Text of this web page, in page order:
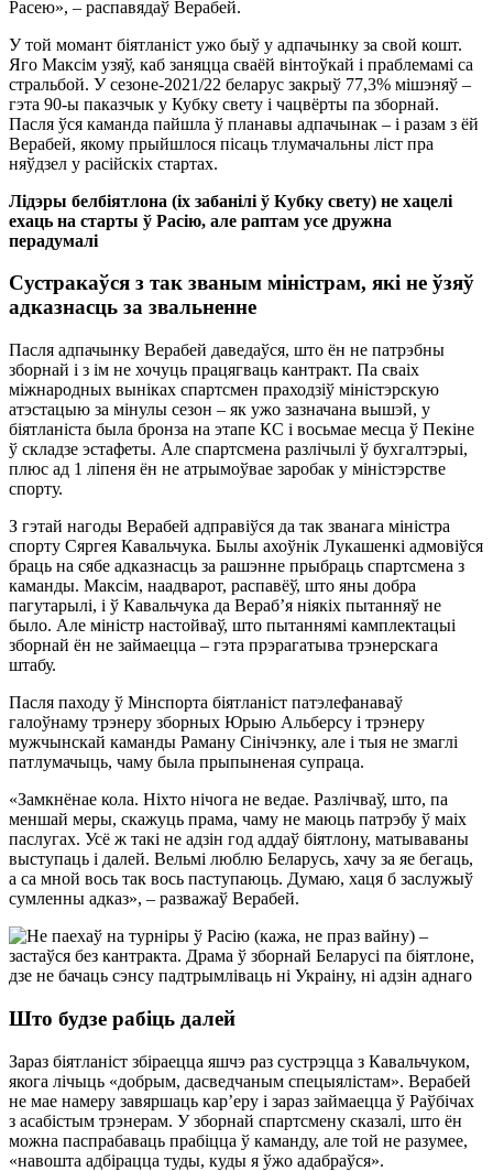
Расею», – распавядаў Верабей.
У той момант біятланіст ужо быў у адпачынку за свой кошт.
Яго Максім узяў, каб заняцца сваёй вінтоўкай і праблемамі са
стральбой. У сезоне-2021/22 беларус закрыў 77,3% мішэняў –
гэта 90-ы паказчык у Кубку свету і чацвёрты па зборнай.
Пасля ўся каманда пайшла ў планавы адпачынак – і разам з ёй
Верабей, якому прыйшлося пісаць тлумачальны ліст пра
няўдзел у расійскіх стартах.
Лідэры белбіятлона (іх забанілі ў Кубку свету) не хацелі
ехаць на старты ў Расію, але раптам усе дружна
перадумалі
Сустракаўся з так званым міністрам, які не ўзяў
адказнасць за звальненне
Пасля адпачынку Верабей даведаўся, што ён не патрэбны
зборнай і з ім не хочуць працягваць кантракт. Па сваіх
міжнародных выніках спартсмен праходзіў міністэрскую
атэстацыю за мінулы сезон – як ужо зазначана вышэй, у
біятланіста была бронза на этапе КС і восьмае месца ў Пекіне
ў складзе эстафеты. Але спартсмена разлічылі ў бухгалтэрыі,
плюс ад 1 ліпеня ён не атрымоўвае заробак у міністэрстве
спорту.
З гэтай нагоды Верабей адправіўся да так званага міністра
спорту Сяргея Кавальчука. Былы ахоўнік Лукашенкі адмовіўся
браць на сябе адказнасць за рашэнне прыбраць спартсмена з
каманды. Максім, наадварот, распавёў, што яны добра
пагутарылі, і ў Кавальчука да Вераб’я ніякіх пытанняў не
было. Але міністр настойваў, што пытаннямі камплектацыі
зборнай ён не займаецца – гэта прэрагатыва трэнерскага
штабу.
Пасля паходу ў Мінспорта біятланіст патэлефанаваў
галоўнаму трэнеру зборных Юрыю Альберсу і трэнеру
мужчынскай каманды Раману Сінічэнку, але і тыя не змаглі
патлумачыць, чаму была прыпыненая супраца.
«Замкнёнае кола. Ніхто нічога не ведае. Разлічваў, што, па
меншай меры, скажуць прама, чаму не маюць патрэбу ў маіх
паслугах. Усё ж такі не адзін год аддаў біятлону, матываваны
выступаць і далей. Вельмі люблю Беларусь, хачу за яе бегаць,
а са мной вось так вось паступаюць. Думаю, хаця б заслужыў
сумленны адказ», – разважаў Верабей.
Што будзе рабіць далей
Зараз біятланіст збіраецца яшчэ раз сустрэцца з Кавальчуком,
якога лічыць «добрым, дасведчаным спецыялістам». Верабей
не мае намеру завяршаць кар’еру і зараз займаецца ў Раўбічах
з асабістым трэнерам. У зборнай спартсмену сказалі, што ён
можна паспрабаваць прабіцца ў каманду, але той не разумее,
«навошта адбірацца туды, куды я ўжо адабраўся».